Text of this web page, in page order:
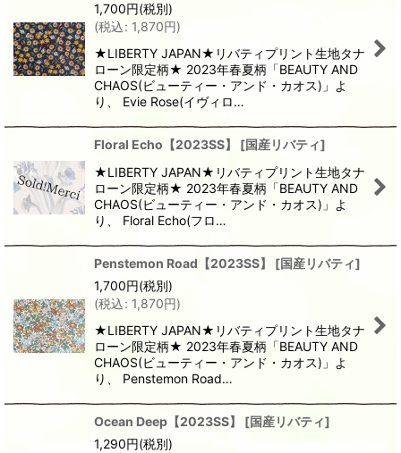
1,700円(税別)
(税込: 1,870円)
★LIBERTY JAPAN★リバティプリント生地タナ
ローン限定柄★ 2023年春夏柄「BEAUTY AND
CHAOS(ビューティー・アンド・カオス)」よ
り、 Evie Rose(イヴィロ…
Floral Echo【2023SS】 [国産リバティ]
★LIBERTY JAPAN★リバティプリント生地タナ
ローン限定柄★ 2023年春夏柄「BEAUTY AND
CHAOS(ビューティー・アンド・カオス)」よ
り、 Floral Echo(フロ…
Penstemon Road【2023SS】 [国産リバティ]
1,700円(税別)
(税込: 1,870円)
★LIBERTY JAPAN★リバティプリント生地タナ
ローン限定柄★ 2023年春夏柄「BEAUTY AND
CHAOS(ビューティー・アンド・カオス)」よ
り、 Penstemon Road…
Ocean Deep【2023SS】 [国産リバティ]
1,290円(税別)